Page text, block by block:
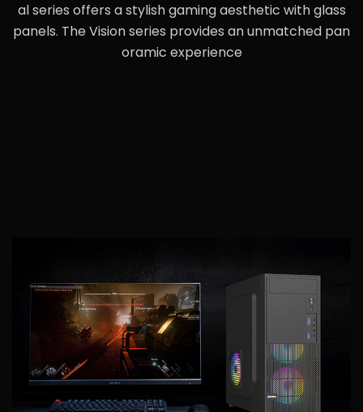
al series offers a stylish gaming aesthetic with glass
panels. The Vision series provides an unmatched pan
oramic experience